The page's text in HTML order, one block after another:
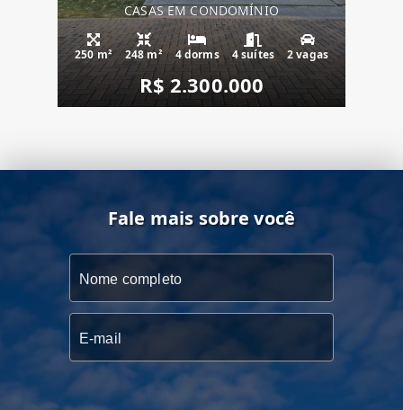
CASAS EM CONDOMÍNIO
250 m² 248 m² 4 dorms 4 suítes 2 vagas
R$ 2.300.000
Fale mais sobre você